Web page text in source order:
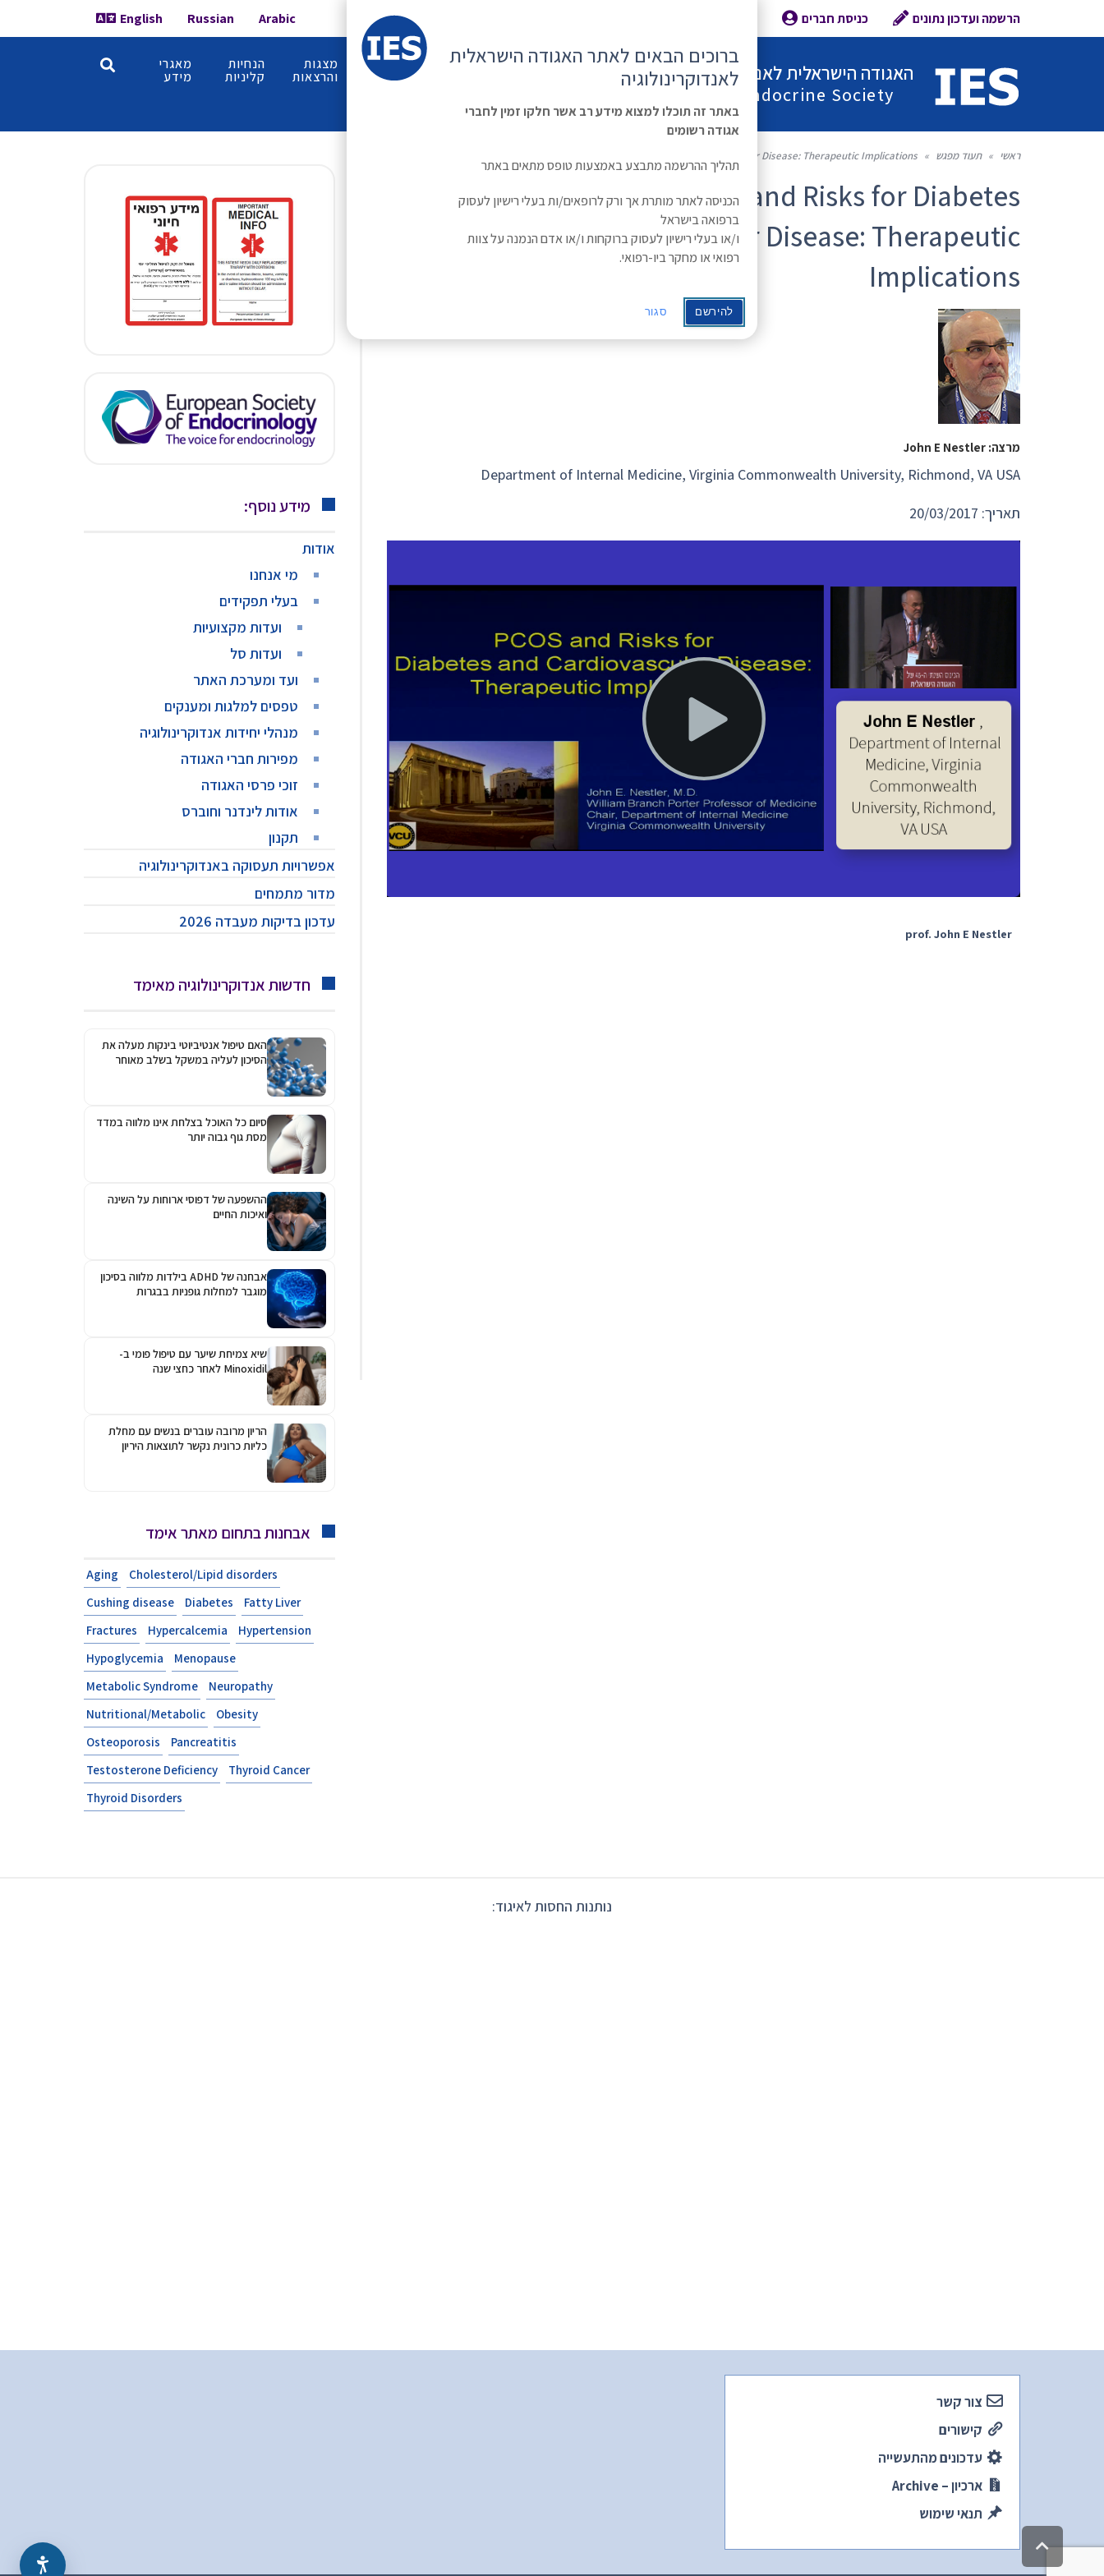
הרשמה ועדכון נתונים כניסת חברים Arabic
Russian
English
האגודה הישראלית לאנדוקרינולוגיה
Israel Endocrine Society
ראשי משולחן מפגשים קורס
מתקדם
מצגות
והרצאות
הנחיות
קליניות
מאגרי
מידע
ראשי » תעוד מפגש »
Polycystic Ovary Syndrome and Risks for Diabetes and Cardiovascular Disease: Therapeutic Implications
Polycystic Ovary Syndrome and Risks for Diabetes
and Cardiovascular Disease: Therapeutic
Implications
מרצה: John E Nestler
Department of Internal Medicine, Virginia Commonwealth University, Richmond, VA USA
תאריך: 20/03/2017
prof. John E Nestler
מידע נוסף:
אודות
מי אנחנו
בעלי תפקידים
ועדות מקצועיות
ועדות סל
ועד ומערכת האתר
טפסים למלגות ומענקים
מנהלי יחידות אנדוקרינולוגיה
מפירות חברי האגודה
זוכי פרסי האגודה
אודות לינדנר וחוברס
תקנון
אפשרויות תעסוקה באנדוקרינולוגיה
מדור מתמחים
עדכון בדיקות מעבדה 2026
חדשות אנדוקרינולוגיה מאימד
האם טיפול אנטיביוטי בינקות מעלה את
הסיכון לעליה במשקל בשלב מאוחר
סיום כל האוכל בצלחת אינו מלווה במדד
מסת גוף גבוה יותר
ההשפעה של דפוסי ארוחות על השינה
ואיכות החיים
אבחנה של ADHD בילדות מלווה בסיכון
מוגבר למחלות גופניות בבגרות
שיא צמיחת שיער עם טיפול פומי ב-
Minoxidil לאחר כחצי שנה
הריון מרובה עוברים בנשים עם מחלת
כליות כרונית נקשר לתוצאות היריון
אבחנות בתחום מאתר אימד
Aging
Cholesterol/Lipid disorders
Cushing disease
Diabetes
Fatty Liver
Fractures
Hypercalcemia
Hypertension
Hypoglycemia
Menopause
Metabolic Syndrome
Neuropathy
Nutritional/Metabolic
Obesity
Osteoporosis
Pancreatitis
Testosterone Deficiency
Thyroid Cancer
Thyroid Disorders
נותנות החסות לאיגוד:
צור קשר
קישורים
עדכונים מהתעשייה
ארכיון – Archive
תנאי שימוש
גלילה
לראש
ברוכים הבאים לאתר האגודה הישראלית
לאנדוקרינולוגיה
באתר זה תוכלו למצוא מידע רב אשר חלקו זמין לחברי
אגודה רשומים
תהליך ההרשמה מתבצע באמצעות טופס מתאים באתר
הכניסה לאתר מותרת אך ורק לרופאים/ות בעלי רישיון לעסוק
ברפואה בישראל
ו/או בעלי רישיון לעסוק ברוקחות ו/או אדם הנמנה על צוות
רפואי או מחקר ביו-רפואי.
להירשם סגור